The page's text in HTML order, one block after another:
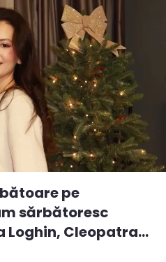
pe
sărbătoresc
Loghin, Cleopatra